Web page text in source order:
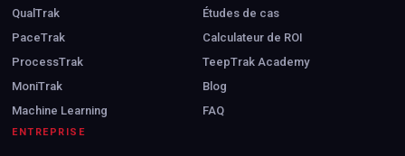
QualTrak
PaceTrak
ProcessTrak
MoniTrak
Machine Learning
Études de cas
Calculateur de ROI
TeepTrak Academy
Blog
FAQ
ENTREPRISE